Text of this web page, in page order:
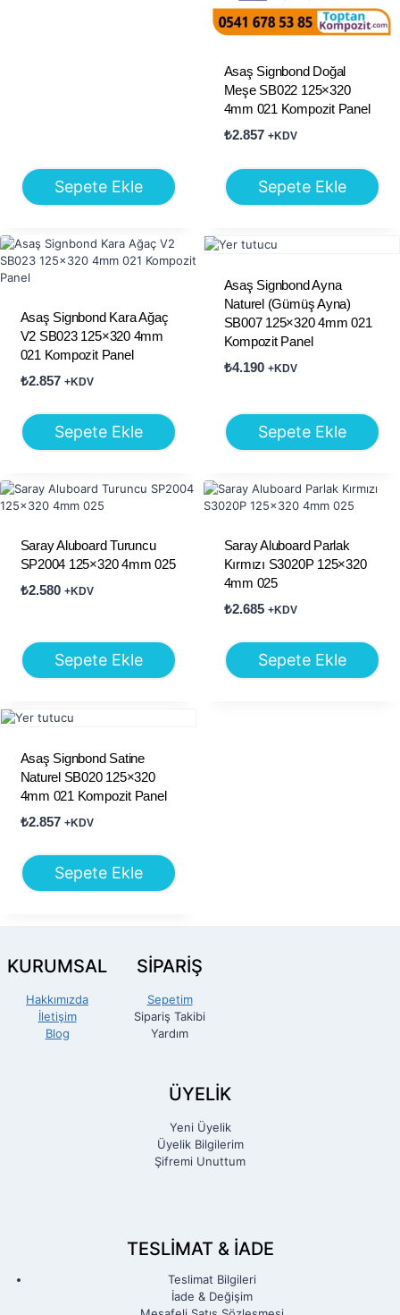
Sepete Ekle
Asaş Signbond Doğal
Meşe SB022 125×320
4mm 021 Kompozit Panel
₺2.857 +KDV
Sepete Ekle
Asaş Signbond Kara Ağaç
V2 SB023 125×320 4mm
021 Kompozit Panel
₺2.857 +KDV
Sepete Ekle
Asaş Signbond Ayna
Naturel (Gümüş Ayna)
SB007 125×320 4mm 021
Kompozit Panel
₺4.190 +KDV
Sepete Ekle
Saray Aluboard Turuncu
SP2004 125×320 4mm 025
₺2.580 +KDV
Sepete Ekle
Saray Aluboard Parlak
Kırmızı S3020P 125×320
4mm 025
₺2.685 +KDV
Sepete Ekle
Asaş Signbond Satine
Naturel SB020 125×320
4mm 021 Kompozit Panel
₺2.857 +KDV
Sepete Ekle
KURUMSAL
Hakkımızda
İletişim
Blog
SİPARİŞ
Sepetim
Sipariş Takibi
Yardım
ÜYELİK
Yeni Üyelik
Üyelik Bilgilerim
Şifremi Unuttum
TESLIMAT & İADE
Teslimat Bilgileri
İade & Değişim